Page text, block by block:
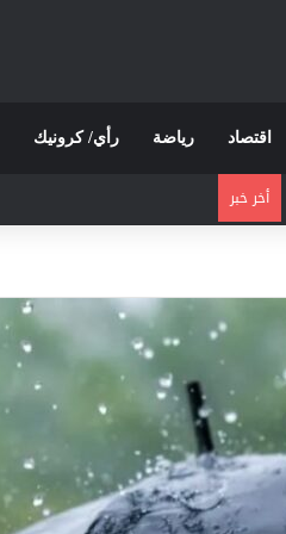
اقتصاد رياضة رأي/ كرونيك
أخر خبر